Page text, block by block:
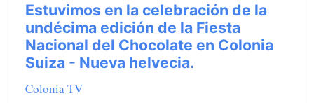
Estuvimos en la celebración de la
undécima edición de la Fiesta
Nacional del Chocolate en Colonia
Suiza - Nueva helvecia.
Colonia TV